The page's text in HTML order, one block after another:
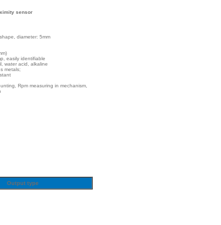
sensor
diameter: 5mm
easily identifiable
water acid, alkaline
metals;
Rpm measuring in mechanism,
Output type